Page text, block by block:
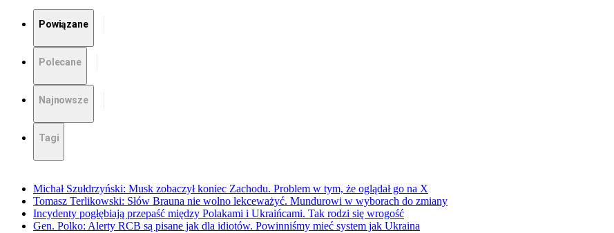
Powiązane
Polecane
Najnowsze
Tagi
Michał Szułdrzyński: Musk zobaczył koniec Zachodu. Problem w tym, że oglądał go na X
Tomasz Terlikowski: Słów Brauna nie wolno lekceważyć. Mundurowi w wyborach do zmiany
Incydenty pogłębiają przepaść między Polakami i Ukraińcami. Tak rodzi się wrogość
Gen. Polko: Alerty RCB są pisane jak dla idiotów. Powinniśmy mieć system jak Ukraina